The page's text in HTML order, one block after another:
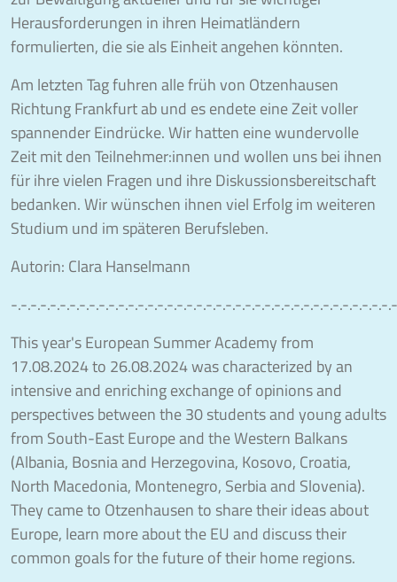
Herausforderungen in ihren Heimatländern
formulierten, die sie als Einheit angehen könnten.
Am letzten Tag fuhren alle früh von Otzenhausen
Richtung Frankfurt ab und es endete eine Zeit voller
spannender Eindrücke. Wir hatten eine wundervolle
Zeit mit den Teilnehmer:innen und wollen uns bei ihnen
für ihre vielen Fragen und ihre Diskussionsbereitschaft
bedanken. Wir wünschen ihnen viel Erfolg im weiteren
Studium und im späteren Berufsleben.
Autorin: Clara Hanselmann
-.-.-.-.-.-.-.-.-.-.-.-.-.-.-.-.-.-.-.-.-.-.-.-.-.-.-.-.-.-.-.-.-.-.-.-.-.-
This year's European Summer Academy from
17.08.2024 to 26.08.2024 was characterized by an
intensive and enriching exchange of opinions and
perspectives between the 30 students and young adults
from South-East Europe and the Western Balkans
(Albania, Bosnia and Herzegovina, Kosovo, Croatia,
North Macedonia, Montenegro, Serbia and Slovenia).
They came to Otzenhausen to share their ideas about
Europe, learn more about the EU and discuss their
common goals for the future of their home regions.